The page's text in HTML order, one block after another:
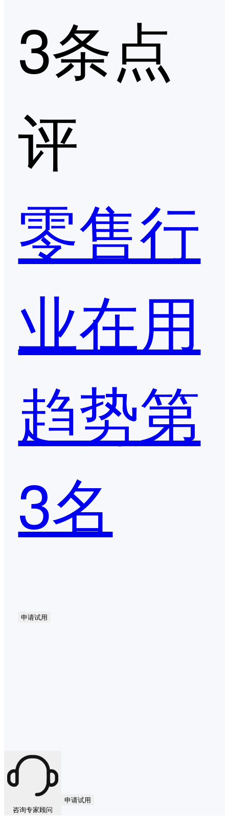
3条点
评
零售行
业在用
趋势第
3名
申请试用
咨询专家顾问
申请试用